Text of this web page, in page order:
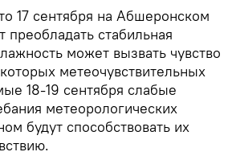
17 сентября на Абшеронском
преобладать стабильная
может вызвать чувство
метеочувствительных
18-19 сентября слабые
метеорологических
будут способствовать их